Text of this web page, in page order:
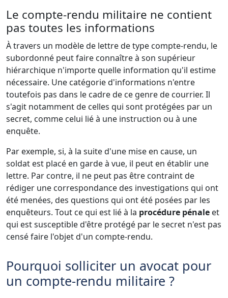
Le compte-rendu militaire ne contient
pas toutes les informations
À travers un modèle de lettre de type compte-rendu, le
subordonné peut faire connaître à son supérieur
hiérarchique n'importe quelle information qu'il estime
nécessaire. Une catégorie d'informations n'entre
toutefois pas dans le cadre de ce genre de courrier. Il
s'agit notamment de celles qui sont protégées par un
secret, comme celui lié à une instruction ou à une
enquête.
Par exemple, si, à la suite d'une mise en cause, un
soldat est placé en garde à vue, il peut en établir une
lettre. Par contre, il ne peut pas être contraint de
rédiger une correspondance des investigations qui ont
été menées, des questions qui ont été posées par les
enquêteurs. Tout ce qui est lié à la procédure pénale et
qui est susceptible d'être protégé par le secret n'est pas
censé faire l'objet d'un compte-rendu.
Pourquoi solliciter un avocat pour
un compte-rendu militaire ?